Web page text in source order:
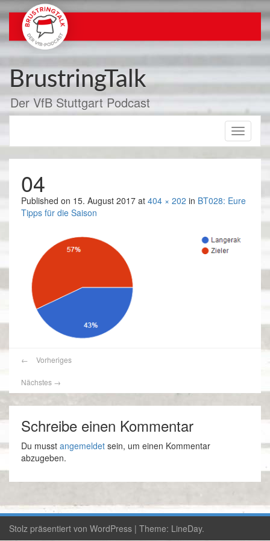
Inhalt
springen
BrustringTalk
Der VfB Stuttgart Podcast
Toggle
04
Published on 15. August 2017 at 404 × 202 in BT028: Eure
Tipps für die Saison
← Vorheriges
Nächstes →
Schreibe einen Kommentar
Du musst angemeldet sein, um einen Kommentar
abzugeben.
Stolz präsentiert von WordPress | Theme: LineDay.